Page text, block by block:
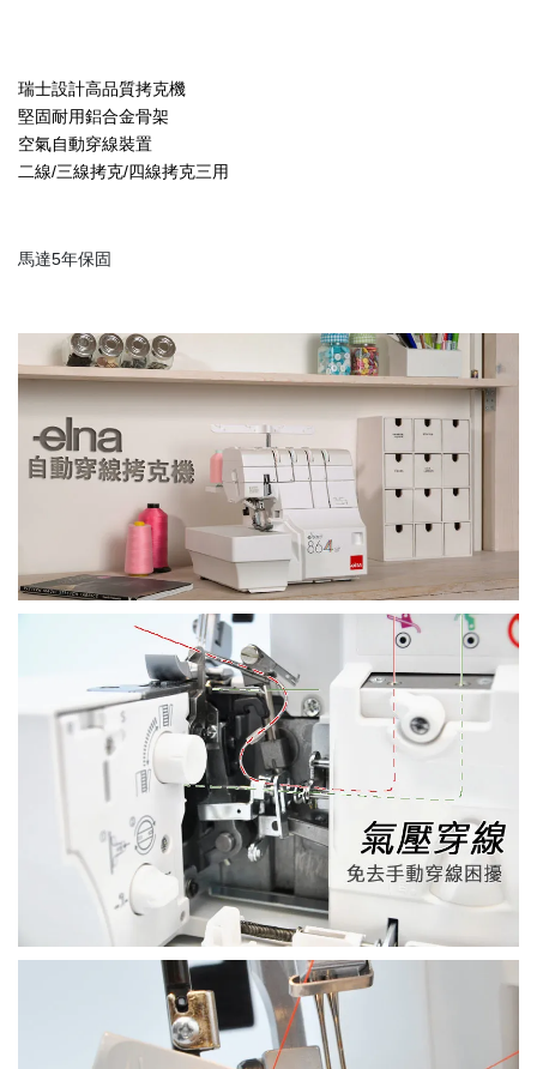
瑞士設計高品質拷克機
堅固耐用鋁合金骨架
空氣自動穿線裝置
二線/三線拷克/四線拷克三用
馬達5年保固